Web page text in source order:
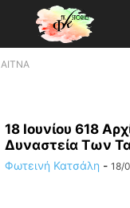
ΑΙΤΝΑ
18 Ιουνίου 618
Δυναστεία Tων
Φωτεινή Κατσάλη - 18/